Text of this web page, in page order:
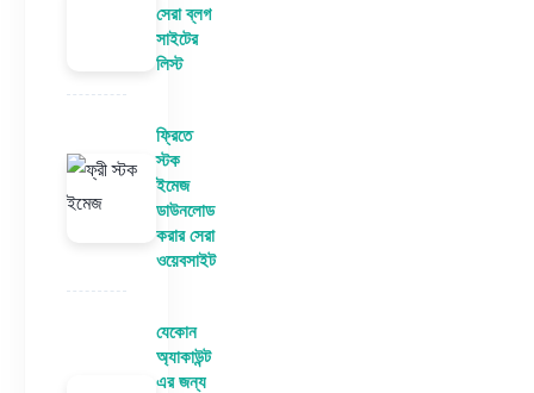
সেরা ব্লগ
সাইটের
লিস্ট
ফ্রিতে
স্টক
ইমেজ
ডাউনলোড
করার সেরা
ওয়েবসাইট
যেকোন
অ্যাকাউন্ট
এর জন্য